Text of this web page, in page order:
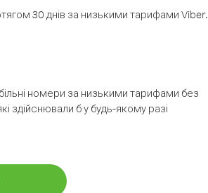
30 днів за низькими тарифами Viber.
номери за низькими тарифами без
здійснювали б у будь-якому разі